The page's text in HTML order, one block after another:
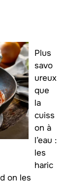
Plus
savo
ureux
que
la
cuiss
on à
l’eau :
les
haric
on les